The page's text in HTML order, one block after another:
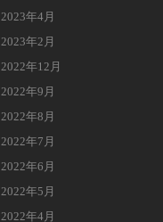
2023年4月
2023年2月
2022年12月
2022年9月
2022年8月
2022年7月
2022年6月
2022年5月
2022年4月